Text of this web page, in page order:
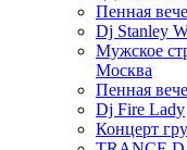
Пенная
Dj Stanley
Мужское
Москва
Пенная
Dj Fire Lady
Концерт